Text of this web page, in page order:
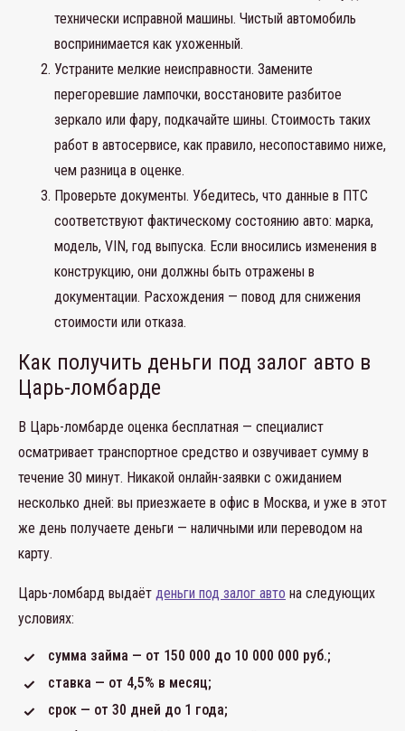
технически исправной машины. Чистый автомобиль
воспринимается как ухоженный.
Устраните мелкие неисправности. Замените
перегоревшие лампочки, восстановите разбитое
зеркало или фару, подкачайте шины. Стоимость таких
работ в автосервисе, как правило, несопоставимо ниже,
чем разница в оценке.
Проверьте документы. Убедитесь, что данные в ПТС
соответствуют фактическому состоянию авто: марка,
модель, VIN, год выпуска. Если вносились изменения в
конструкцию, они должны быть отражены в
документации. Расхождения — повод для снижения
стоимости или отказа.
Как получить деньги под залог авто в
Царь-ломбарде
В Царь-ломбарде оценка бесплатная — специалист
осматривает транспортное средство и озвучивает сумму в
течение 30 минут. Никакой онлайн-заявки с ожиданием
несколько дней: вы приезжаете в офис в Москва, и уже в этот
же день получаете деньги — наличными или переводом на
карту.
Царь-ломбард выдаёт деньги под залог авто на следующих
условиях:
сумма займа — от 150 000 до 10 000 000 руб.;
ставка — от 4,5% в месяц;
срок — от 30 дней до 1 года;